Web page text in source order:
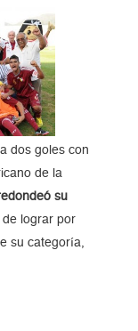
dos goles con
de la
su
lograr por
su categoría,